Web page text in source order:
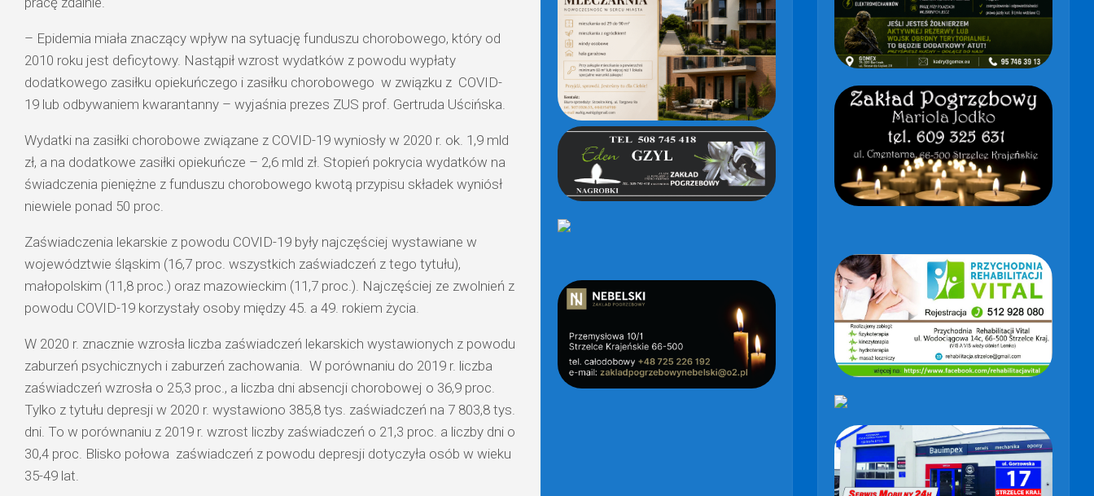
– Epidemia miała znaczący wpływ na sytuację funduszu chorobowego, który od
2010 roku jest deficytowy. Nastąpił wzrost wydatków z powodu wypłaty
dodatkowego zasiłku opiekuńczego i zasiłku chorobowego w związku z COVID-
19 lub odbywaniem kwarantanny – wyjaśnia prezes ZUS prof. Gertruda Uścińska.
Wydatki na zasiłki chorobowe związane z COVID-19 wyniosły w 2020 r. ok. 1,9 mld
zł, a na dodatkowe zasiłki opiekuńcze – 2,6 mld zł. Stopień pokrycia wydatków na
świadczenia pieniężne z funduszu chorobowego kwotą przypisu składek wyniósł
niewiele ponad 50 proc.
Zaświadczenia lekarskie z powodu COVID-19 były najczęściej wystawiane w
województwie śląskim (16,7 proc. wszystkich zaświadczeń z tego tytułu),
małopolskim (11,8 proc.) oraz mazowieckim (11,7 proc.). Najczęściej ze zwolnień z
powodu COVID-19 korzystały osoby między 45. a 49. rokiem życia.
W 2020 r. znacznie wzrosła liczba zaświadczeń lekarskich wystawionych z powodu
zaburzeń psychicznych i zaburzeń zachowania. W porównaniu do 2019 r. liczba
zaświadczeń wzrosła o 25,3 proc., a liczba dni absencji chorobowej o 36,9 proc.
Tylko z tytułu depresji w 2020 r. wystawiono 385,8 tys. zaświadczeń na 7 803,8 tys.
dni. To w porównaniu z 2019 r. wzrost liczby zaświadczeń o 21,3 proc. a liczby dni o
30,4 proc. Blisko połowa zaświadczeń z powodu depresji dotyczyła osób w wieku
35-49 lat.